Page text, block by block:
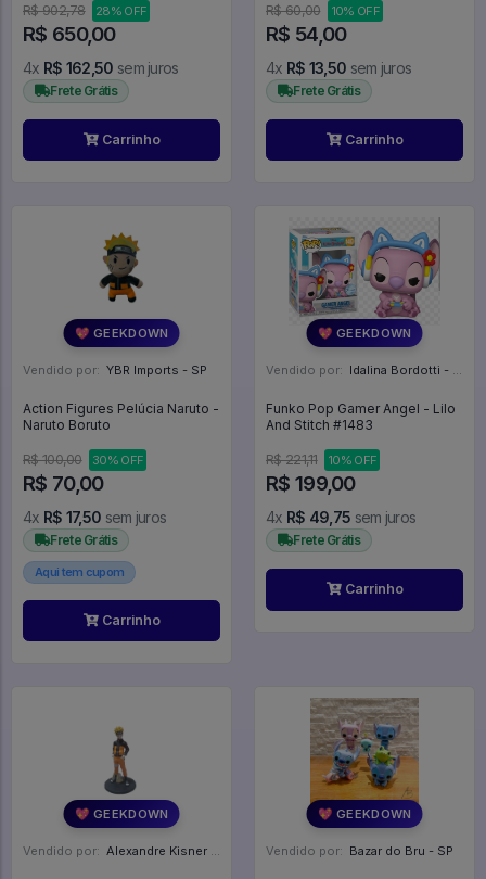
R$ 902,78 28% OFF
R$ 650,00
4x R$ 162,50 sem juros
Frete Grátis
Carrinho
R$ 60,00
10% OFF
R$ 54,00
4x R$ 13,50 sem juros
Frete Grátis
Carrinho
💖 GEEKDOWN
Vendido por: YBR Imports - SP
Action Figures Pelúcia Naruto -
Naruto Boruto
R$ 100,00 30% OFF
R$ 70,00
4x R$ 17,50 sem juros
Frete Grátis
Aqui tem cupom
Carrinho
💖 GEEKDOWN
Vendido por: Idalina Bordotti - SP
Funko Pop Gamer Angel - Lilo
And Stitch #1483
R$ 221,11 10% OFF
R$ 199,00
4x R$ 49,75 sem juros
Frete Grátis
Carrinho
💖 GEEKDOWN
Vendido por: Alexandre Kisner - PR
💖 GEEKDOWN
Vendido por: Bazar do Bru - SP